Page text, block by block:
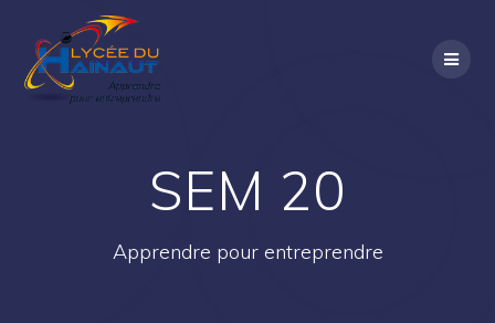
SEM 20
Apprendre pour entreprendre